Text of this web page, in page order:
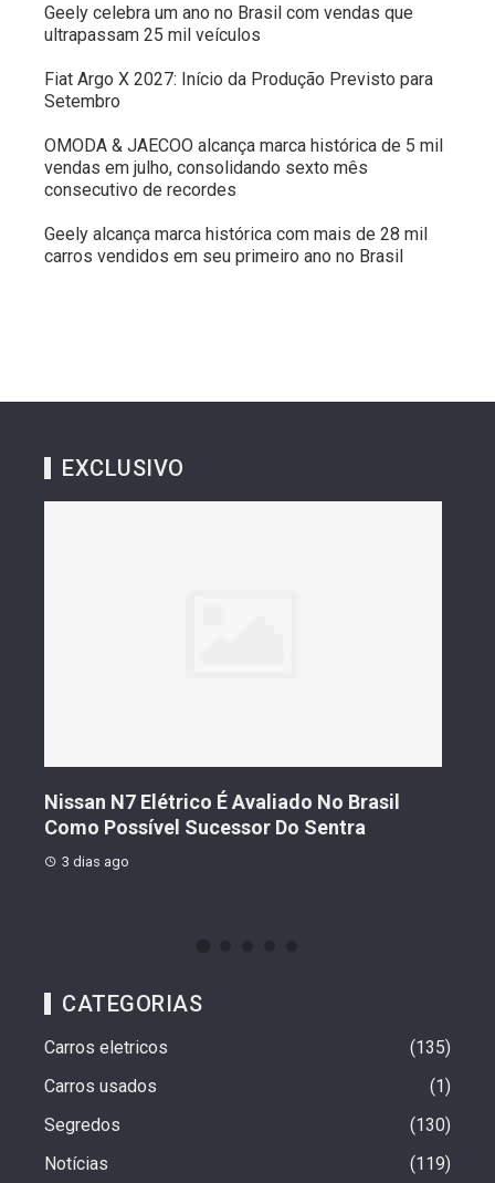
Geely celebra um ano no Brasil com vendas que
ultrapassam 25 mil veículos
Fiat Argo X 2027: Início da Produção Previsto para
Setembro
OMODA & JAECOO alcança marca histórica de 5 mil
vendas em julho, consolidando sexto mês
consecutivo de recordes
Geely alcança marca histórica com mais de 28 mil
carros vendidos em seu primeiro ano no Brasil
EXCLUSIVO
É Avaliado No Brasil
Do Sentra
Geely Celebra Um Ano
Vendas Que
CATEGORIAS
Carros eletricos
135
Carros usados
1
Segredos
130
Notícias
119